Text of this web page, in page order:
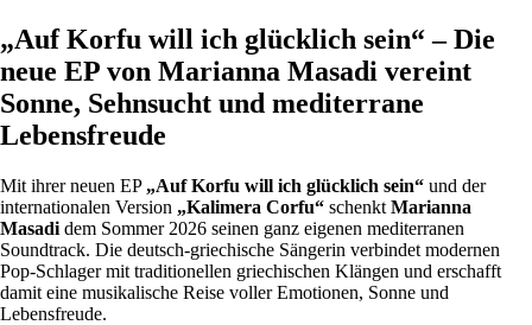
„Auf Korfu will ich glücklich sein“ – Die
neue EP von Marianna Masadi vereint
Sonne, Sehnsucht und mediterrane
Lebensfreude
Mit ihrer neuen EP „Auf Korfu will ich glücklich sein“ und der
internationalen Version „Kalimera Corfu“ schenkt Marianna
Masadi dem Sommer 2026 seinen ganz eigenen mediterranen
Soundtrack. Die deutsch-griechische Sängerin verbindet modernen
Pop-Schlager mit traditionellen griechischen Klängen und erschafft
damit eine musikalische Reise voller Emotionen, Sonne und
Lebensfreude.